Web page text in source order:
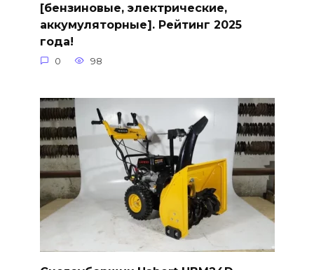
[бензиновые, электрические,
аккумуляторные]. Рейтинг 2025
года!
0 98